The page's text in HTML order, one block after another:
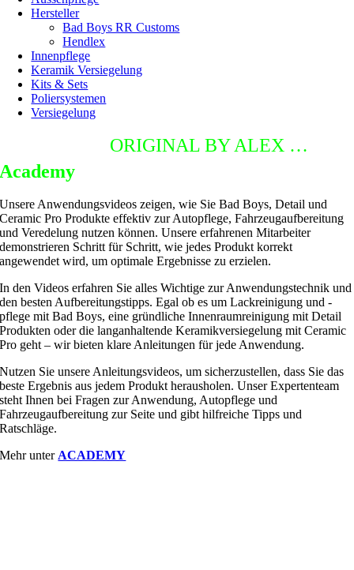
Hersteller
Bad Boys RR Customs
Hendlex
Innenpflege
Keramik Versiegelung
Kits & Sets
Poliersystemen
Versiegelung
ORIGINAL BY ALEX …
Academy
Unsere Anwendungsvideos zeigen, wie Sie Bad Boys, Detail und
Ceramic Pro Produkte effektiv zur Autopflege, Fahrzeugaufbereitung
und Veredelung nutzen können. Unsere erfahrenen Mitarbeiter
demonstrieren Schritt für Schritt, wie jedes Produkt korrekt
angewendet wird, um optimale Ergebnisse zu erzielen.
In den Videos erfahren Sie alles Wichtige zur Anwendungstechnik und
den besten Aufbereitungstipps. Egal ob es um Lackreinigung und -
pflege mit Bad Boys, eine gründliche Innenraumreinigung mit Detail
Produkten oder die langanhaltende Keramikversiegelung mit Ceramic
Pro geht – wir bieten klare Anleitungen für jede Anwendung.
Nutzen Sie unsere Anleitungsvideos, um sicherzustellen, dass Sie das
beste Ergebnis aus jedem Produkt herausholen. Unser Expertenteam
steht Ihnen bei Fragen zur Anwendung, Autopflege und
Fahrzeugaufbereitung zur Seite und gibt hilfreiche Tipps und
Ratschläge.
Mehr unter ACADEMY